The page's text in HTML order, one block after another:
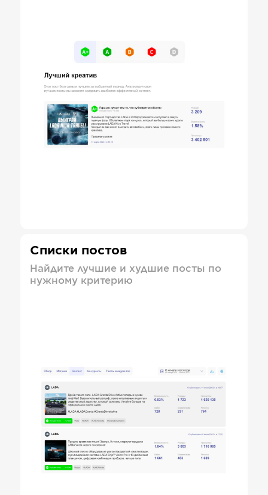
Списки постов
Найдите лучшие и худшие посты по
нужному критерию